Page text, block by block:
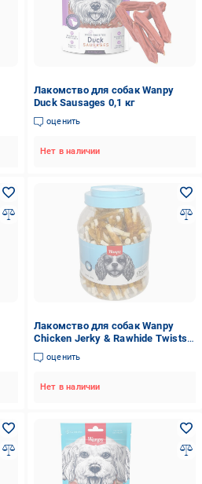
Лакомство для собак Wanpy
Duck Sausages 0,1 кг
оценить
Нет в наличии
Лакомство для собак Wanpy
Chicken Jerky & Rawhide Twists
0,8 кг
оценить
Нет в наличии